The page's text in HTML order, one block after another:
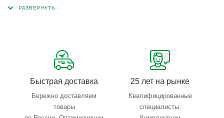
Быстрая доставка
Бережно доставляем
товары
25 лет на рынке
Квалифицированные
специалисты.